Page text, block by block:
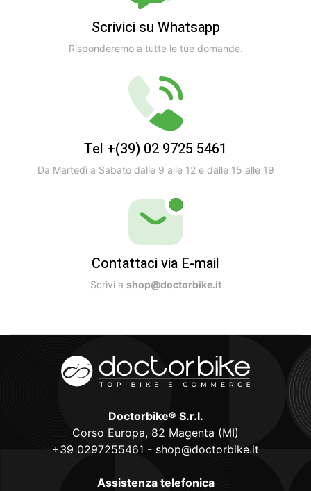
Scrivici su Whatsapp
Risponderemo a tutte le tue domande.
Tel +(39) 02 9725 5461
Da Martedì a Sabato dalle 9 alle 12 e dalle 15 alle 19
Contattaci via E-mail
Scrivi a shop@doctorbike.it
Doctorbike® S.r.l.
Corso Europa, 82 Magenta (MI)
+39 0297255461 - shop@doctorbike.it
Assistenza telefonica